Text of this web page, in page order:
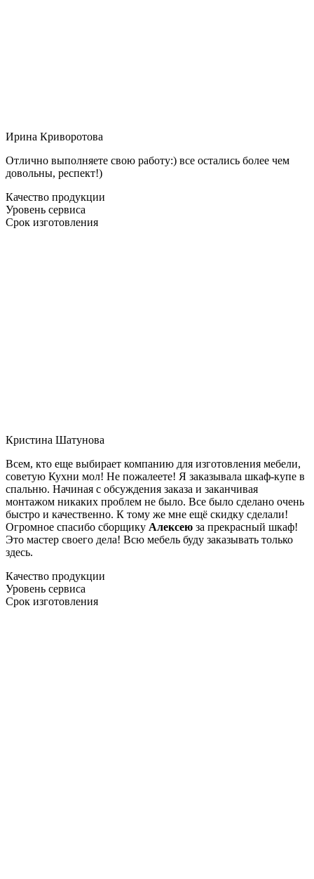
Ирина Криворотова
Отлично выполняете свою работу:) все остались более чем
довольны, респект!)
Качество продукции
Уровень сервиса
Срок изготовления
Кристина Шатунова
Всем, кто еще выбирает компанию для изготовления мебели,
советую Кухни мол! Не пожалеете! Я заказывала шкаф-купе в
спальню. Начиная с обсуждения заказа и заканчивая
монтажом никаких проблем не было. Все было сделано очень
быстро и качественно. К тому же мне ещё скидку сделали!
Огромное спасибо сборщику Алексею за прекрасный шкаф!
Это мастер своего дела! Всю мебель буду заказывать только
здесь.
Качество продукции
Уровень сервиса
Срок изготовления